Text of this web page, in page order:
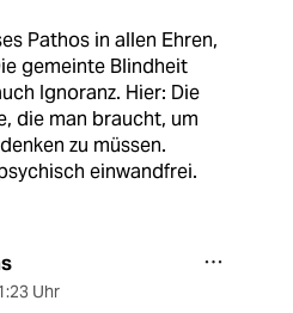
Pathos in allen Ehren,
gemeinte Blindheit
Ignoranz. Hier: Die
die man braucht, um
zu müssen.
einwandfrei.
Uhr